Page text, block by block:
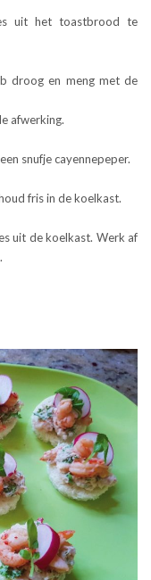
uit het toastbrood te
droog en meng met de
afwerking.
snufje cayennepeper.
fris in de koelkast.
uit de koelkast. Werk af